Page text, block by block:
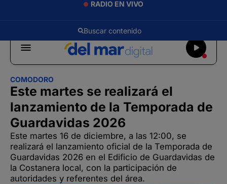
RADIO EN VIVO
COMODORO
Este martes se realizará el
lanzamiento de la Temporada de
Guardavidas 2026
Este martes 16 de diciembre, a las 12:00, se
realizará el lanzamiento oficial de la Temporada de
Guardavidas 2026 en el Edificio de Guardavidas de
la Costanera local, con la participación de
autoridades y referentes del área.